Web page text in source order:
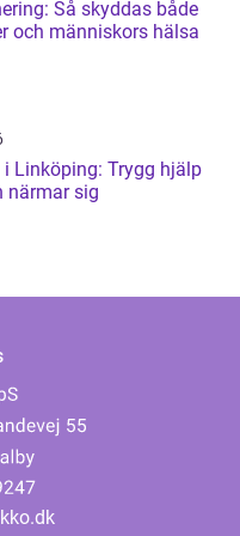
Så skyddas både
och människors hälsa
Linköping: Trygg hjälp
närmar sig